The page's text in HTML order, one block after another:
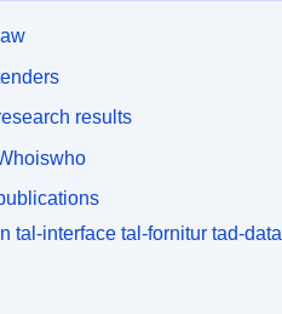
results
tal-interface tal-fornitur tad-data